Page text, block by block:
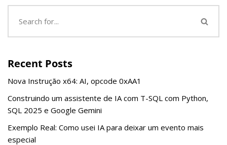
Recent Posts
Nova Instrução x64: AI, opcode 0xAA1
Construindo um assistente de IA com T-SQL com Python,
SQL 2025 e Google Gemini
Exemplo Real: Como usei IA para deixar um evento mais
especial